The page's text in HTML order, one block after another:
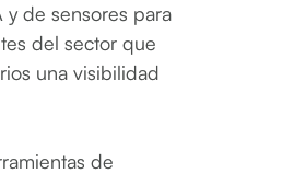
y de sensores para
del sector que
una visibilidad
de